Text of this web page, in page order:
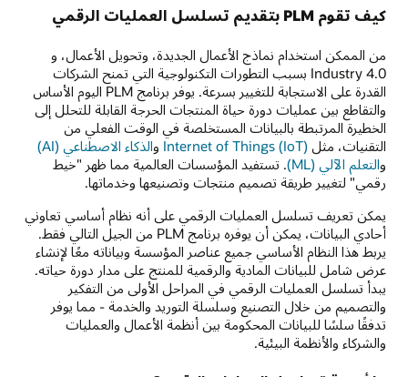
كيف تقوم PLM بتقديم تسلسل العمليات الرقمي
من الممكن استخدام نماذج الأعمال الجديدة، وتحويل الأعمال، و
Industry 4.0 بسبب التطورات التكنولوجية التي تمنح الشركات
القدرة على الاستجابة للتغيير بسرعة. يوفر برنامج PLM اليوم الأساس
والتقاطع بين عمليات دورة حياة المنتجات الحرجة القابلة للتحلل إلى
الخطيرة المرتبطة بالبيانات المستخلصة في الوقت الفعلي من
التقنيات، مثل Internet of Things (IoT) والذكاء الاصطناعي (AI)
والتعلم الآلي (ML)
. تستفيد المؤسسات العالمية مما ظهر "خيط
رقمي" لتغيير طريقة تصميم منتجات وتصنيعها وخدماتها.
يمكن تعريف تسلسل العمليات الرقمي على أنه نظام أساسي تعاوني
أحادي البيانات، يمكن أن يوفره برنامج PLM من الجيل التالي فقط.
يربط هذا النظام الأساسي جميع عناصر المؤسسة وبياناته معًا لإنشاء
عرض شامل للبيانات المادية والرقمية للمنتج على مدار دورة حياته.
يبدأ تسلسل العمليات الرقمي في المراحل الأولى من التفكير
والتصميم من خلال التصنيع وسلسلة التوريد والخدمة - مما يوفر
تدفقًا سلسًا للبيانات المحكومة بين أنظمة الأعمال والعمليات
والشركاء والأنظمة البيئية.